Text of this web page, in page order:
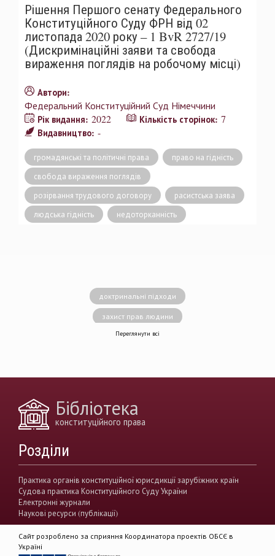
Рішення Першого сенату Федерального
Конституційного Суду ФРН від 02
листопада 2020 року – 1 BvR 2727/19
(Дискримінаційні заяви та свобода
вираження поглядів на робочому місці)
Автори:
Федеральний Конституційний Суд Німеччини
Рік видання: 2022 Кількість сторінок: 7
Видавництво: -
громадянські та політичні права
право на гідність
свобода вираження поглядів
розірвання трудового договору
расистська заява
людська гідність
недоторканність
доктринальні підходи
захист прав людини
децентралізація влади
генофонд держава
конситуційне право
Вища кваліфікаційна комісії суддів
Вищий антикорупційний суд України
верховенство права
гендерна рівність звуження прав
Переглянути всі
Бібліотека
конституційного права
Розділи
Практика органів конституційної юрисдикції зарубіжних країн
Судова практика Конституційного Суду України
Електронні журнали
Наукові ресурси (публікації)
Сайт розроблено за сприяння Координатора проектів ОБСЄ в
Україні